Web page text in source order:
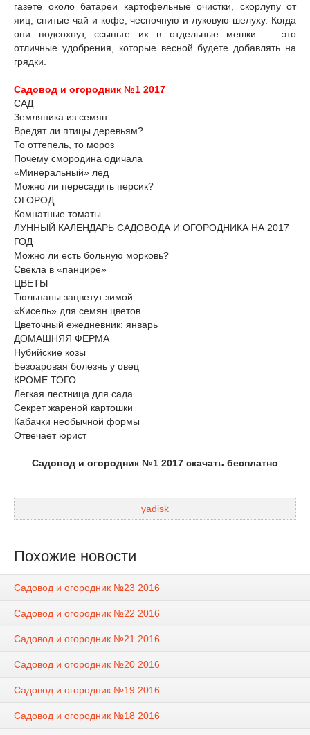
газете около батареи картофельные очистки, скорлупу от
яиц, спитые чай и кофе, чесночную и луковую шелуху. Когда
они подсохнут, ссыпьте их в отдельные мешки — это
отличные удобрения, которые весной будете добавлять на
грядки.
Садовод и огородник №1 2017
САД
Земляника из семян
Вредят ли птицы деревьям?
То оттепель, то мороз
Почему смородина одичала
«Минеральный» лед
Можно ли пересадить персик?
ОГОРОД
Комнатные томаты
ЛУННЫЙ КАЛЕНДАРЬ САДОВОДА И ОГОРОДНИКА НА 2017
ГОД
Можно ли есть больную морковь?
Свекла в «панцире»
ЦВЕТЫ
Тюльпаны зацветут зимой
«Кисель» для семян цветов
Цветочный ежедневник: январь
ДОМАШНЯЯ ФЕРМА
Нубийские козы
Безоаровая болезнь у овец
КРОМЕ ТОГО
Легкая лестница для сада
Секрет жареной картошки
Кабачки необычной формы
Отвечает юрист
Садовод и огородник №1 2017 скачать бесплатно
yadisk
Похожие новости
Садовод и огородник №23 2016
Садовод и огородник №22 2016
Садовод и огородник №21 2016
Садовод и огородник №20 2016
Садовод и огородник №19 2016
Садовод и огородник №18 2016